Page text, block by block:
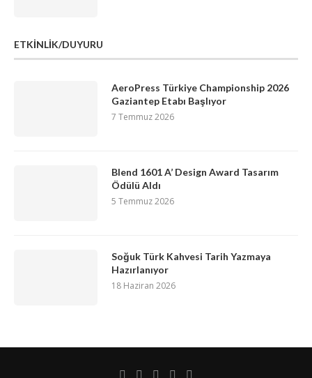
ETKİNLİK/DUYURU
AeroPress Türkiye Championship 2026
Gaziantep Etabı Başlıyor
7 Temmuz 2026
Blend 1601 A’ Design Award Tasarım
Ödülü Aldı
5 Temmuz 2026
Soğuk Türk Kahvesi Tarih Yazmaya
Hazırlanıyor
18 Haziran 2026